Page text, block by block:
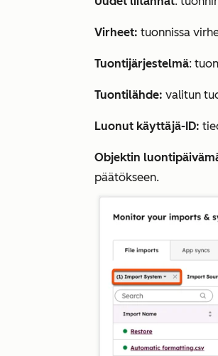
Virheet: tuonnissa
Tuontijärjestelmä:
Tuontilähde: valitun
Luonut käyttäjä-ID:
Objektin
päätökseen.